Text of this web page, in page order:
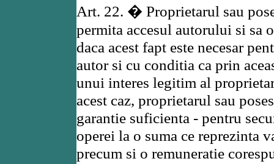
Art. 22. � Proprietarul sau
permita accesul autorului si sa
daca acest fapt este necesar
autor si cu conditia ca prin
unui interes legitim al
acest caz, proprietarul sau
garantie suficienta - pentru
operei la o suma ce reprezinta
precum si o remuneratie